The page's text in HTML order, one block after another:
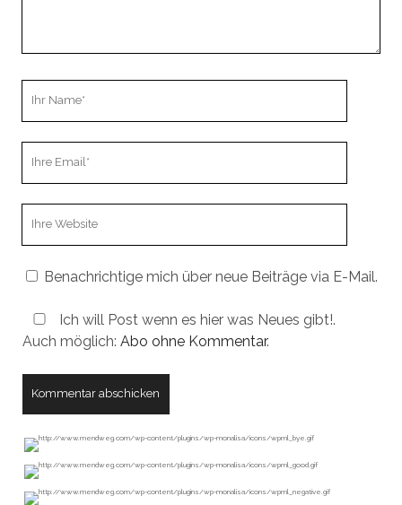
Benachrichtige mich über neue Beiträge via E-Mail.
Ich will Post wenn es hier was Neues gibt!.
Auch möglich: Abo ohne Kommentar.